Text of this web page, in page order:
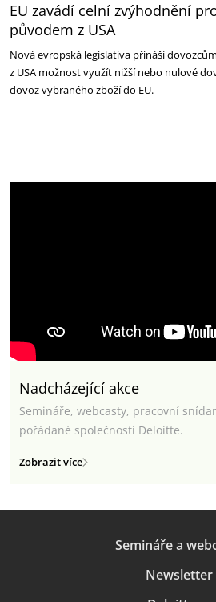
EU zavádí celní zvýhodnění
původem z USA
Nová evropská legislativa přináší
z USA možnost využít nižší nebo nulové
dovoz vybraného zboží do EU.
Nadcházející akce
Semináře, webcasty, pracovní
pořádané společností Deloitte.
Zobrazit více
Semináře a
Newsletter